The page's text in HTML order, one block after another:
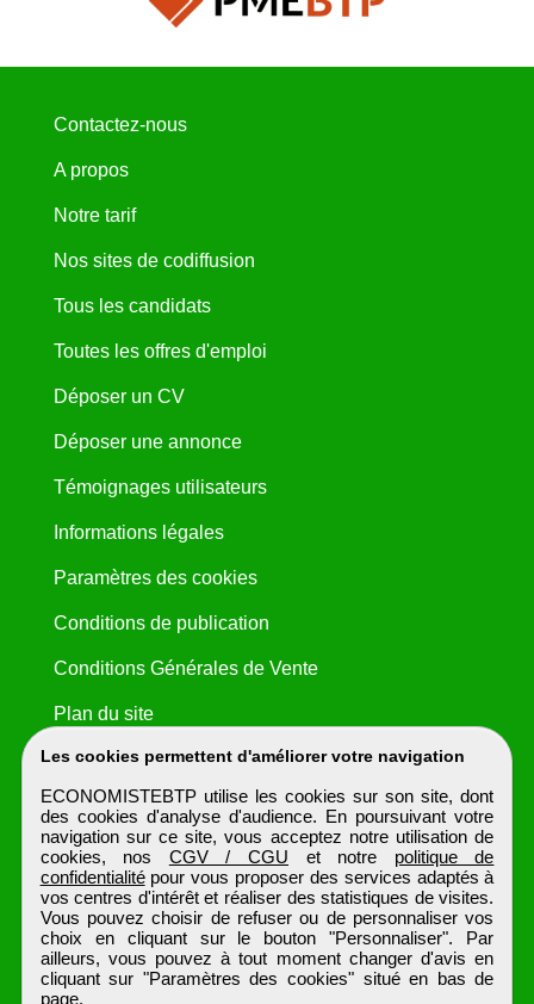
Les cookies permettent d'améliorer votre navigation
ECONOMISTEBTP utilise les cookies sur son site, dont
des cookies d'analyse d'audience. En poursuivant votre
navigation sur ce site, vous acceptez notre utilisation de
cookies, nos CGV / CGU et notre politique de
confidentialitépour vous proposer des services adaptés à
vos centres d'intérêt et réaliser des statistiques de visites.
Vous pouvez choisir de refuser ou de personnaliser vos
choix en cliquant sur le bouton "Personnaliser". Par
ailleurs, vous pouvez à tout moment changer d'avis en
cliquant sur "Paramètres des cookies" situé en bas de
page.
Contactez-nous
A propos
Notre tarif
Nos sites de codiffusion
Tous les candidats
Toutes les offres d'emploi
Déposer un CV
Déposer une annonce
Témoignages utilisateurs
Informations légales
Paramètres des cookies
Conditions de publication
Conditions Générales de Vente
Plan du site